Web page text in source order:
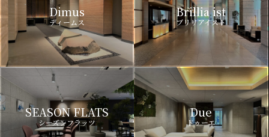
Dimus
ディームス
Brillia ist
ブリリアイスト
SEASON FLATS
シーズンフラッツ
Due
ドゥーエ